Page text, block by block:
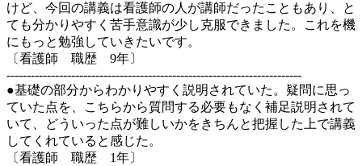
けど、今回の講義は看護師の人が講師だったこともあり、と
ても分かりやすく苦手意識が少し克服できました。これを機
にもっと勉強していきたいです。
〔看護師 職歴 9年〕
-------------------------------------------------------------------------
●基礎の部分からわかりやすく説明されていた。疑問に思っ
ていた点を、こちらから質問する必要もなく補足説明されて
いて、どういった点が難しいかをきちんと把握した上で講義
してくれていると感じた。
〔看護師 職歴 1年〕